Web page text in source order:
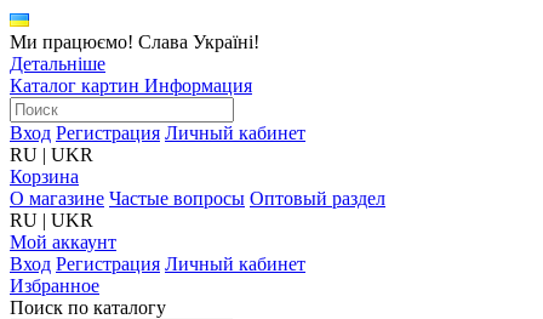
Ми працюємо! Слава Україні!
Детальніше
Каталог картин Информация
Вход Регистрация Личный кабинет
RU | UKR
Корзина
О магазине Частые вопросы Оптовый раздел
RU | UKR
Мой аккаунт
Вход Регистрация Личный кабинет
Избранное
Поиск по каталогу